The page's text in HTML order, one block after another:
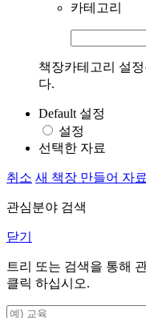
카테고리
책장카테고리 설
다.
Default 설정
설정
선택한 자료
취소 새 책장 만들어 자료
관심분야 검색
닫기
트리 또는 검색을 통해
클릭 하십시오.